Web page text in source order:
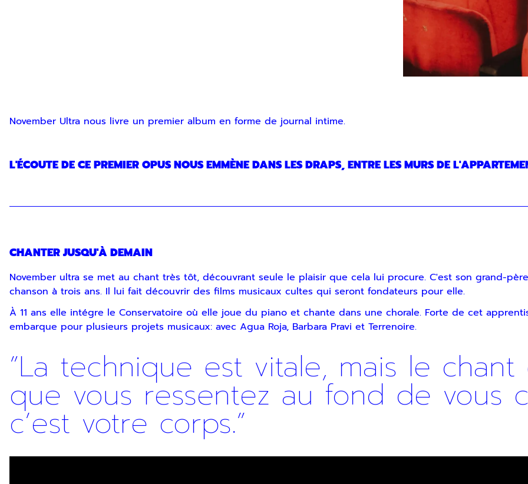
November Ultra nous livre un premier album en forme de journal intime.
L'ÉCOUTE DE CE PREMIER OPUS NOUS EMMÈNE DANS LES DRAPS, ENTRE LES MURS DE
CHANTER JUSQU'À DEMAIN
November ultra se met au chant très tôt, découvrant seule le plaisir que cela lui procure. C'est son grand-
chanson à trois ans. Il lui fait découvrir des films musicaux cultes qui seront fondateurs pour elle.
À 11 ans elle intégre le Conservatoire où elle joue du piano et chante dans une chorale. Forte de cet
embarque pour plusieurs projets musicaux: avec Agua Roja, Barbara Pravi et Terrenoire.
”La technique est vitale, mais le
que vous ressentez au fond de vous
c’est votre corps.”